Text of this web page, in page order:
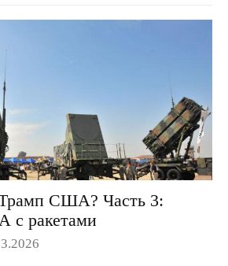
США? Часть 3:
с ракетами